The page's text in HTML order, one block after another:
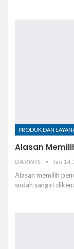
PRODUK DAN
Alasan
DARWIS Jan 14,
Alasan memilih
sudah sangat